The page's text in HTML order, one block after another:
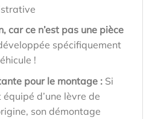
car ce n’est pas une pièce
spécifiquement
!
pour le montage : Si
d’une lèvre de
son démontage